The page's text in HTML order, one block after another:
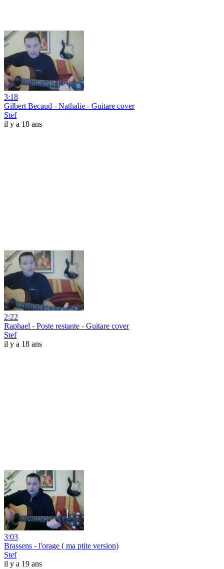
3:18
Gilbert Becaud - Nathalie - Guitare cover
Stef
il y a 18 ans
2:22
Raphael - Poste restante - Guitare cover
Stef
il y a 18 ans
3:03
Brassens - l'orage ( ma ptite version)
Stef
il y a 19 ans